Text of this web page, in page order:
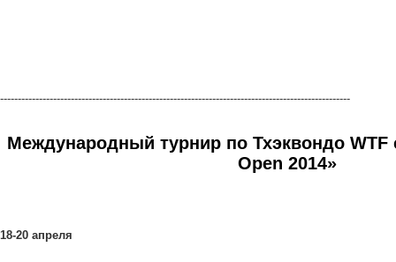
---------------------------------------------------------------------------------------------------
Международный турнир по Тхэквондо WTF
Open 2014»
18-20 апреля